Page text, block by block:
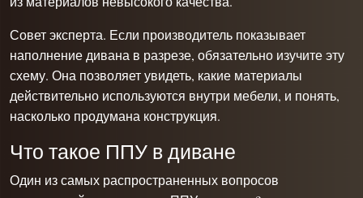
Совет эксперта. Если производитель показывает
наполнение дивана в разрезе, обязательно изучите эту
схему. Она позволяет увидеть, какие материалы
действительно используются внутри мебели, и понять,
насколько продумана конструкция.
Что такое ППУ в диване
Один из самых распространенных вопросов